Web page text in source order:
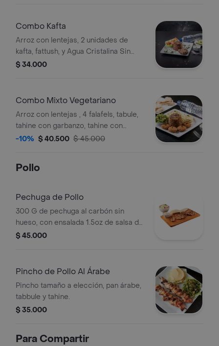
Combo Kafta
Arroz con lentejas, 2 unidades de
kafta, fattush, y Agua Cristalina Sin
Gas 300 ml.
$ 34.000
Combo Mixto Vegetariano
Arroz con lentejas , 4 falafels, tabule,
tahine con garbanzo, tahine con
berenjena, pan árabe, agua Om Vital
-10% $ 40.500 $ 45.000
Pollo
Pechuga de Pollo
300 G de pechuga al carbón sin
hueso, con ensalada 1.5oz de salsa de
ajo y yuca.
$ 45.000
Pincho de Pollo Al Árabe
Pincho tamaño a elección, pan árabe,
tabbule y tahine.
$ 35.000
Para Compartir